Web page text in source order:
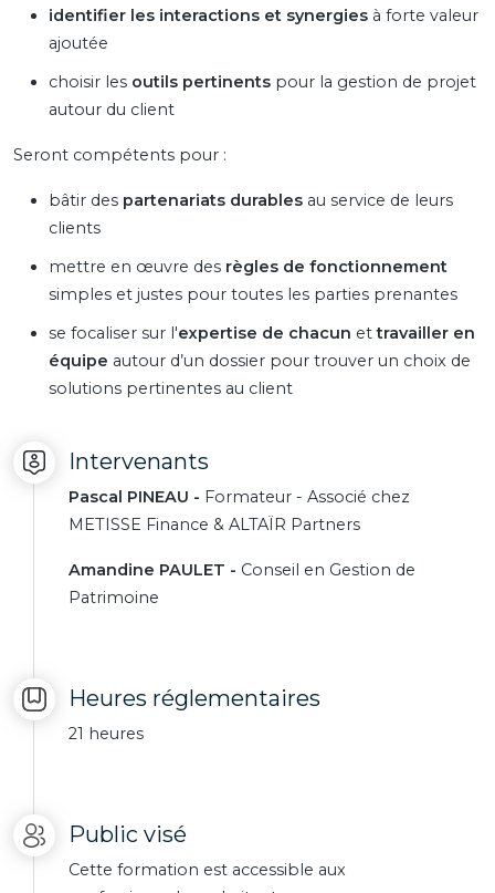
identifier les interactions et synergies à forte valeur
ajoutée
choisir les outils pertinents pour la gestion de projet
autour du client
Seront compétents pour :
bâtir des partenariats durables au service de leurs
clients
mettre en œuvre des règles de fonctionnement
simples et justes pour toutes les parties prenantes
se focaliser sur l'expertise de chacun ettravailler en
équipe autour d’un dossier pour trouver un choix de
solutions pertinentes au client
Intervenants
Pascal PINEAU - Formateur - Associé chez
METISSE Finance & ALTAÏR Partners
Amandine PAULET - Conseil en Gestion de
Patrimoine
Heures réglementaires
21 heures
Public visé
Cette formation est accessible aux